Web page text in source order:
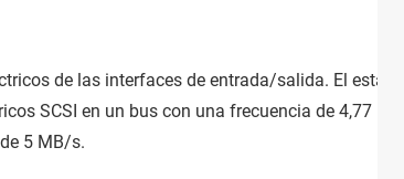
de las interfaces de entrada/salida. El
SCSI en un bus con una frecuencia de 4,77
5 MB/s.